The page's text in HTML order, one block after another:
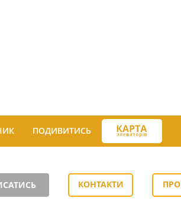
ПОДИВИТИСЬ
КОНТАКТИ
ПРО